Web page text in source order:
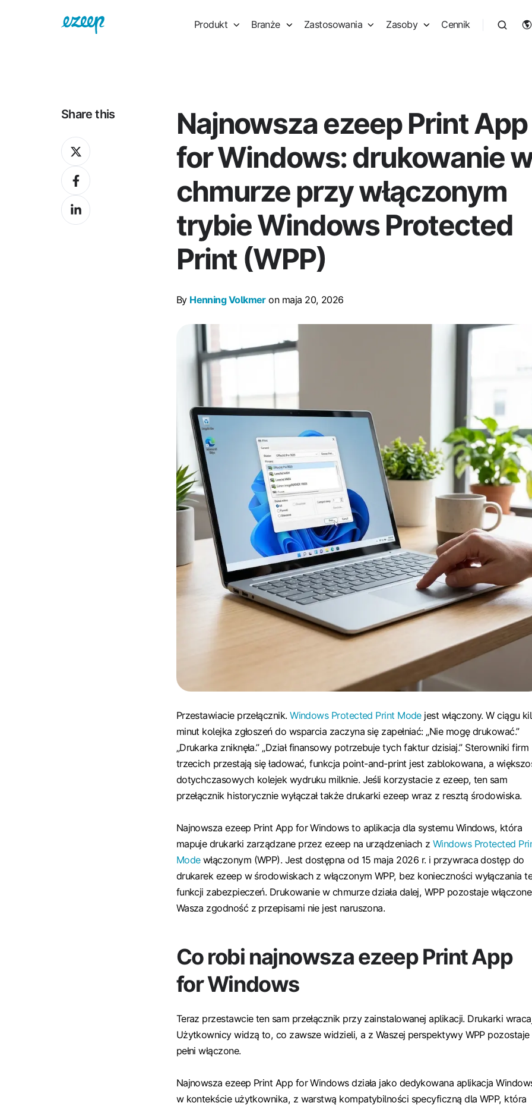
Produkt Branże Zastosowania Zasoby Cennik
Najnowsza ezeep Print App
for Windows: drukowanie
chmurze przy włączonym
trybie Windows Protected
Print (WPP)
By Henning Volkmeron maja 20, 2026
Przestawiacie przełącznik.Windows Protected Print Modejest włączony. W ciągu
minut kolejka zgłoszeń do wsparcia zaczyna się zapełniać: „Nie mogę drukować.”
„Drukarka zniknęła.” „Dział finansowy potrzebuje tych faktur dzisiaj.” Sterowniki firm
trzecich przestają się ładować, funkcja point-and-print jest zablokowana, a
dotychczasowych kolejek wydruku milknie. Jeśli korzystacie z ezeep, ten sam
przełącznik historycznie wyłączał także drukarki ezeep wraz z resztą środowiska.
Najnowsza ezeep Print App for Windows to aplikacja dla systemu Windows, która
mapuje drukarki zarządzane przez ezeep na urządzeniach z Windows Protected
Modewłączonym (WPP). Jest dostępna od 15 maja 2026 r. i przywraca dostęp do
drukarek ezeep w środowiskach z włączonym WPP, bez konieczności wyłączania
funkcji zabezpieczeń. Drukowanie w chmurze działa dalej, WPP pozostaje
Wasza zgodność z przepisami nie jest naruszona.
Co robi najnowsza ezeep Print App
for Windows
Teraz przestawcie ten sam przełącznik przy zainstalowanej aplikacji. Drukarki
Użytkownicy widzą to, co zawsze widzieli, a z Waszej perspektywy WPP pozostaje
pełni włączone.
Najnowsza ezeep Print App for Windows działa jako dedykowana aplikacja
w kontekście użytkownika, z warstwą kompatybilności specyficzną dla WPP, która
Share this
Share
on
XShare
on
Facebook
Share
on